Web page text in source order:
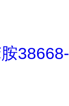
38668-